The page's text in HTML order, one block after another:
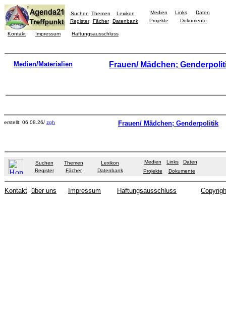
Suchen Themen
Lexikon
Register
Fächer Datenbank
Medien Links
Daten
Projekte
Dokumente
Kontakt Impressum Haftungsausschluss
Medien/Materialien Frauen/ Mädchen;
erstellt: 06.08.26/ zgh Frauen/ Mädchen; Genderpolitik
Suchen Themen
Lexikon
Register
Fächer Datenbank
Medien Links
Daten
Projekte
Dokumente
Kontakt über uns Impressum Haftungsausschluss